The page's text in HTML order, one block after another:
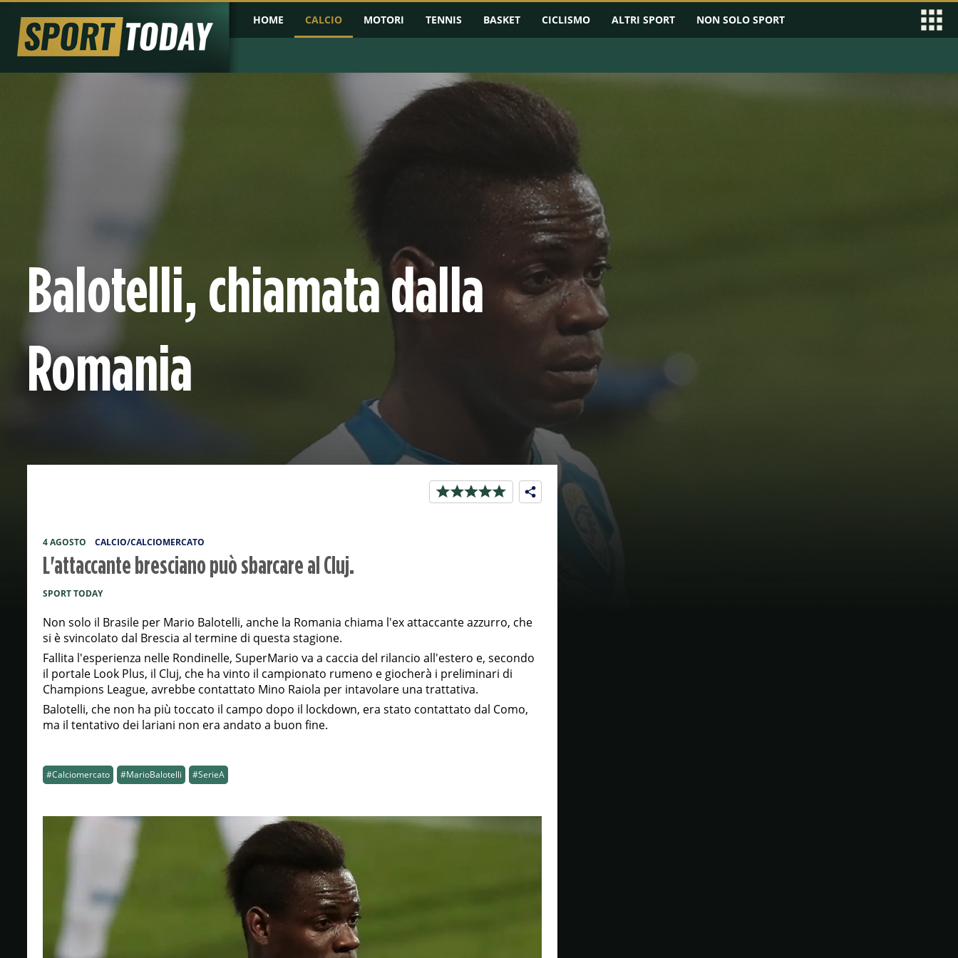
HOME CALCIO MOTORI TENNIS BASKET CICLISMO ALTRI SPORT NON SOLO SPORT
CHAMPIONS LEAGUE EUROPA LEAGUE
Balotelli, chiamata dalla
Romania
4 AGOSTO CALCIO/CALCIOMERCATO
L'attaccante bresciano può sbarcare al Cluj.
SPORT TODAY
Non solo il Brasile per Mario Balotelli, anche la Romania chiama l'ex attaccante azzurro, che
si è svincolato dal Brescia al termine di questa stagione.
Fallita l'esperienza nelle Rondinelle, SuperMario va a caccia del rilancio all'estero e, secondo
il portale Look Plus, il Cluj, che ha vinto il campionato rumeno e giocherà i preliminari di
Champions League, avrebbe contattato Mino Raiola per intavolare una trattativa.
Balotelli, che non ha più toccato il campo dopo il lockdown, era stato contattato dal Como,
ma il tentativo dei lariani non era andato a buon fine.
#Calciomercato #MarioBalotelli #SerieA